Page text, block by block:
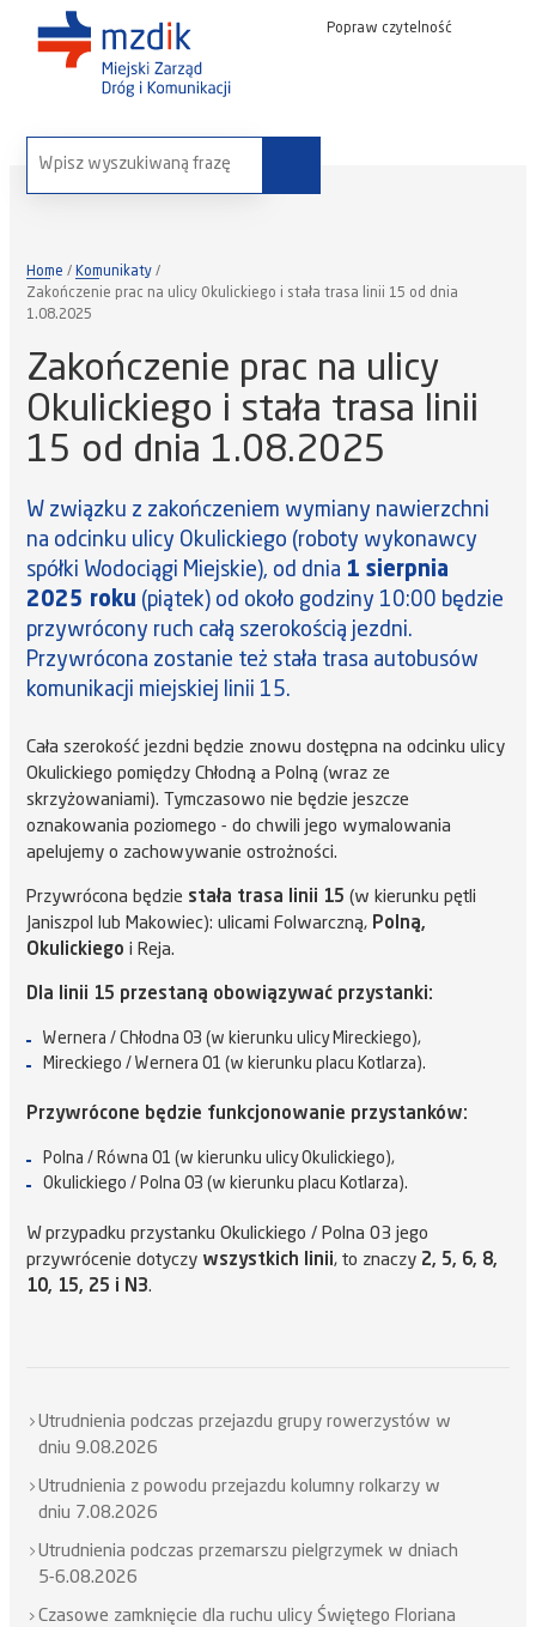
Popraw czytelność
wyszukaj na stronie:
Home
Komunikaty
Zakończenie prac na ulicy Okulickiego i stała trasa linii 15 od dnia
1.08.2025
Zakończenie prac na ulicy
Okulickiego i stała trasa linii
15 od dnia 1.08.2025
W związku z zakończeniem wymiany nawierzchni
na odcinku ulicy Okulickiego (roboty wykonawcy
spółki Wodociągi Miejskie), od dnia 1 sierpnia
2025 roku (piątek) od około godziny 10:00 będzie
przywrócony ruch całą szerokością jezdni.
Przywrócona zostanie też stała trasa autobusów
komunikacji miejskiej linii 15.
Cała szerokość jezdni będzie znowu dostępna na odcinku ulicy
Okulickiego pomiędzy Chłodną a Polną (wraz ze
skrzyżowaniami). Tymczasowo nie będzie jeszcze
oznakowania poziomego - do chwili jego wymalowania
apelujemy o zachowywanie ostrożności.
Przywrócona będzie stała trasa linii 15 (w kierunku pętli
Janiszpol lub Makowiec): ulicami Folwarczną, Polną,
Okulickiego i Reja.
Dla linii 15 przestaną obowiązywać przystanki:
Wernera / Chłodna 03 (w kierunku ulicy Mireckiego),
Mireckiego / Wernera 01 (w kierunku placu Kotlarza).
Przywrócone będzie funkcjonowanie przystanków:
Polna / Równa 01 (w kierunku ulicy Okulickiego),
Okulickiego / Polna 03 (w kierunku placu Kotlarza).
W przypadku przystanku Okulickiego / Polna 03 jego
przywrócenie dotyczy wszystkich linii, to znaczy 2, 5, 6, 8,
10, 15, 25 i N3.
Utrudnienia podczas przejazdu grupy rowerzystów w
dniu 9.08.2026
Utrudnienia z powodu przejazdu kolumny rolkarzy w
dniu 7.08.2026
Utrudnienia podczas przemarszu pielgrzymek w dniach
5-6.08.2026
Czasowe zamknięcie dla ruchu ulicy Świętego Floriana